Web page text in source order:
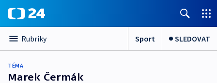
Rubriky Sport SLEDOVAT
TÉMA
Marek Čermák